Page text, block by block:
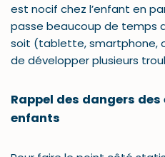
est nocif chez l’enfant en
passe beaucoup de temps
soit (tablette, smartphone,
de développer plusieurs
Rappel des dangers
enfants